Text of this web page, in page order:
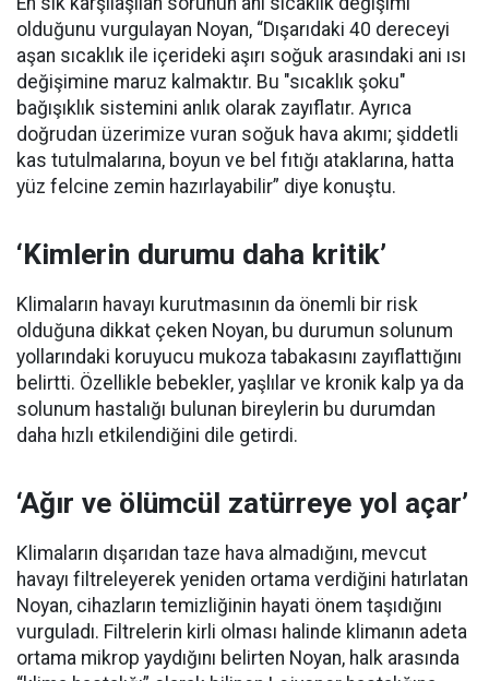
olduğunu vurgulayan Noyan, “Dışarıdaki 40 dereceyi
aşan sıcaklık ile içerideki aşırı soğuk arasındaki ani ısı
değişimine maruz kalmaktır. Bu "sıcaklık şoku"
bağışıklık sistemini anlık olarak zayıflatır. Ayrıca
doğrudan üzerimize vuran soğuk hava akımı; şiddetli
kas tutulmalarına, boyun ve bel fıtığı ataklarına, hatta
yüz felcine zemin hazırlayabilir” diye konuştu.
‘Kimlerin durumu daha kritik’
Klimaların havayı kurutmasının da önemli bir risk
olduğuna dikkat çeken Noyan, bu durumun solunum
yollarındaki koruyucu mukoza tabakasını zayıflattığını
belirtti. Özellikle bebekler, yaşlılar ve kronik kalp ya da
solunum hastalığı bulunan bireylerin bu durumdan
daha hızlı etkilendiğini dile getirdi.
‘Ağır ve ölümcül zatürreye yol açar’
Klimaların dışarıdan taze hava almadığını, mevcut
havayı filtreleyerek yeniden ortama verdiğini hatırlatan
Noyan, cihazların temizliğinin hayati önem taşıdığını
vurguladı. Filtrelerin kirli olması halinde klimanın adeta
ortama mikrop yaydığını belirten Noyan, halk arasında